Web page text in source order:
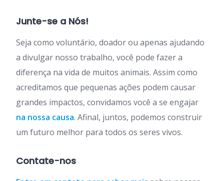
Junte-se a Nós!
Seja como voluntário, doador ou apenas ajudando
a divulgar nosso trabalho, você pode fazer a
diferença na vida de muitos animais. Assim como
acreditamos que pequenas ações podem causar
grandes impactos, convidamos você a se engajar
na nossa causa. Afinal, juntos, podemos construir
um futuro melhor para todos os seres vivos.
Contate-nos